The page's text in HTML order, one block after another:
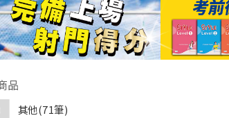
品
其他(71筆)